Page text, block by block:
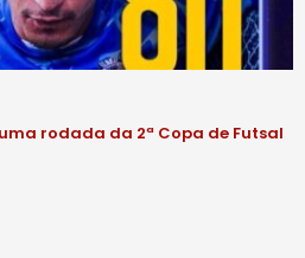
rodada da 2ª Copa de Futsal